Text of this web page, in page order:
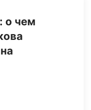
о чем